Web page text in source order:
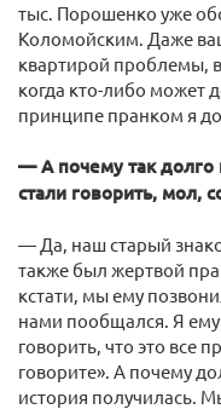
тыс. Порошенко уже
Коломойским. Даже
квартирой проблемы,
когда кто-либо может
принципе пранком я
— А почему так долго
стали говорить, мол,
— Да, наш старый
также был жертвой
кстати, мы ему
нами пообщался. Я
говорить, что это все
говорите». А почему
история получилась.